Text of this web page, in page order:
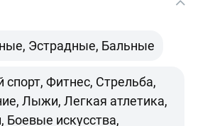
Эстрадные, Бальные
спорт, Фитнес, Стрельба,
Лыжи, Легкая атлетика,
Боевые искусства,